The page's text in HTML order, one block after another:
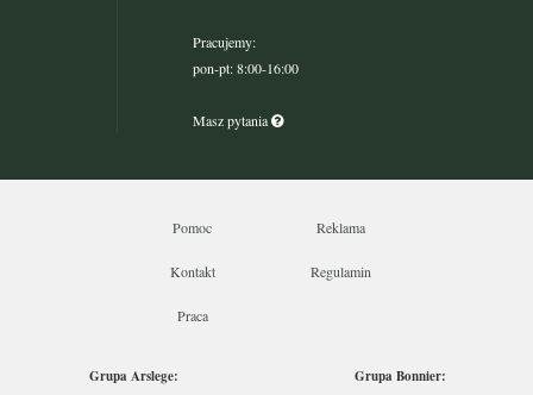
Pracujemy:
pon-pt: 8:00-16:00
Masz pytania
Pomoc Reklama
Kontakt Regulamin
Praca
Grupa Arslege: Grupa Bonnier: